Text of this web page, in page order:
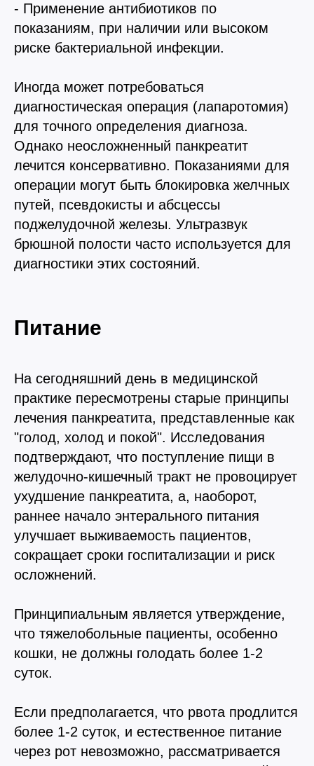
- Применение антибиотиков по
показаниям, при наличии или высоком
риске бактериальной инфекции.
Иногда может потребоваться
диагностическая операция (лапаротомия)
для точного определения диагноза.
Однако неосложненный панкреатит
лечится консервативно. Показаниями для
операции могут быть блокировка желчных
путей, псевдокисты и абсцессы
поджелудочной железы. Ультразвук
брюшной полости часто используется для
диагностики этих состояний.
Питание
На сегодняшний день в медицинской
практике пересмотрены старые принципы
лечения панкреатита, представленные как
"голод, холод и покой". Исследования
подтверждают, что поступление пищи в
желудочно-кишечный тракт не провоцирует
ухудшение панкреатита, а, наоборот,
раннее начало энтерального питания
улучшает выживаемость пациентов,
сокращает сроки госпитализации и риск
осложнений.
Принципиальным является утверждение,
что тяжелобольные пациенты, особенно
кошки, не должны голодать более 1-2
суток.
Если предполагается, что рвота продлится
более 1-2 суток, и естественное питание
через рот невозможно, рассматривается
5.0 4.9